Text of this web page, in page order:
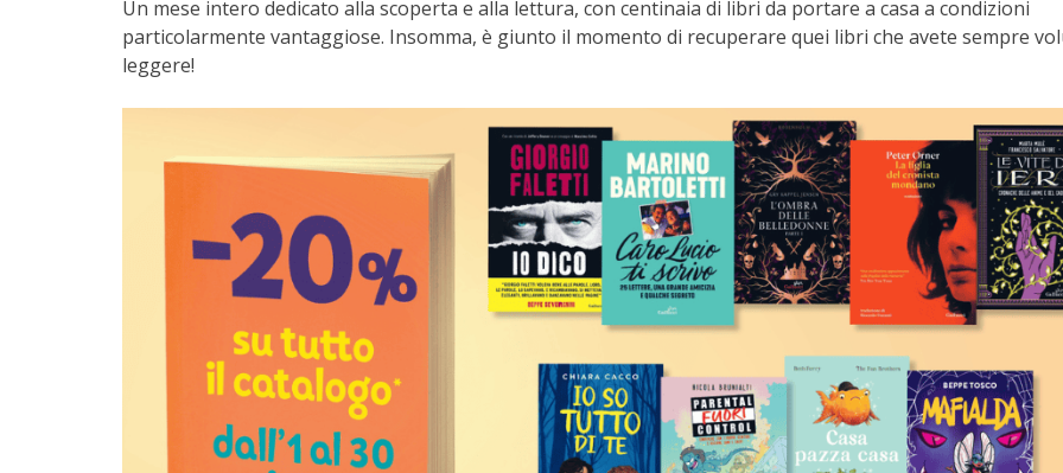
Un mese intero dedicato alla scoperta e alla lettura, con centinaia di libri da portare a casa a condizioni
particolarmente vantaggiose. Insomma, è giunto il momento di recuperare quei libri che avete sempre
leggere!